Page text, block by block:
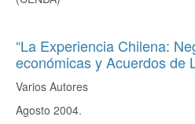
“La Experiencia Chilena:
económicas y Acuerdos de
Varios Autores
Agosto 2004.